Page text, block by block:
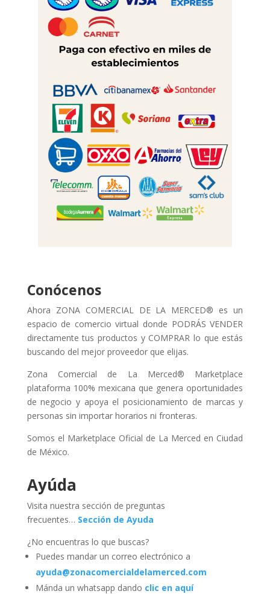
Conócenos
Ahora ZONA COMERCIAL DE LA MERCED® es un
espacio de comercio virtual donde PODRÁS VENDER
directamente tus productos y COMPRAR lo que estás
buscando del mejor proveedor que elijas.
Zona Comercial de La Merced® Marketplace
plataforma 100% mexicana que genera oportunidades
de negocio y apoya el posicionamiento de marcas y
personas sin importar horarios ni fronteras.
Somos el Marketplace Oficial de La Merced en Ciudad
de México.
Ayúda
Visita nuestra sección de preguntas
frecuentes… Sección de Ayuda
¿No encuentras lo que buscas?
Puedes mandar un correo electrónico a
ayuda@zonacomercialdelamerced.com
Mánda un whatsapp dando clic en aquí